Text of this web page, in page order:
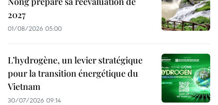
2027
01/08/2026 05:00
L’hydrogène, un levier stratégique
pour la transition énergétique du
Vietnam
30/07/2026 09:14